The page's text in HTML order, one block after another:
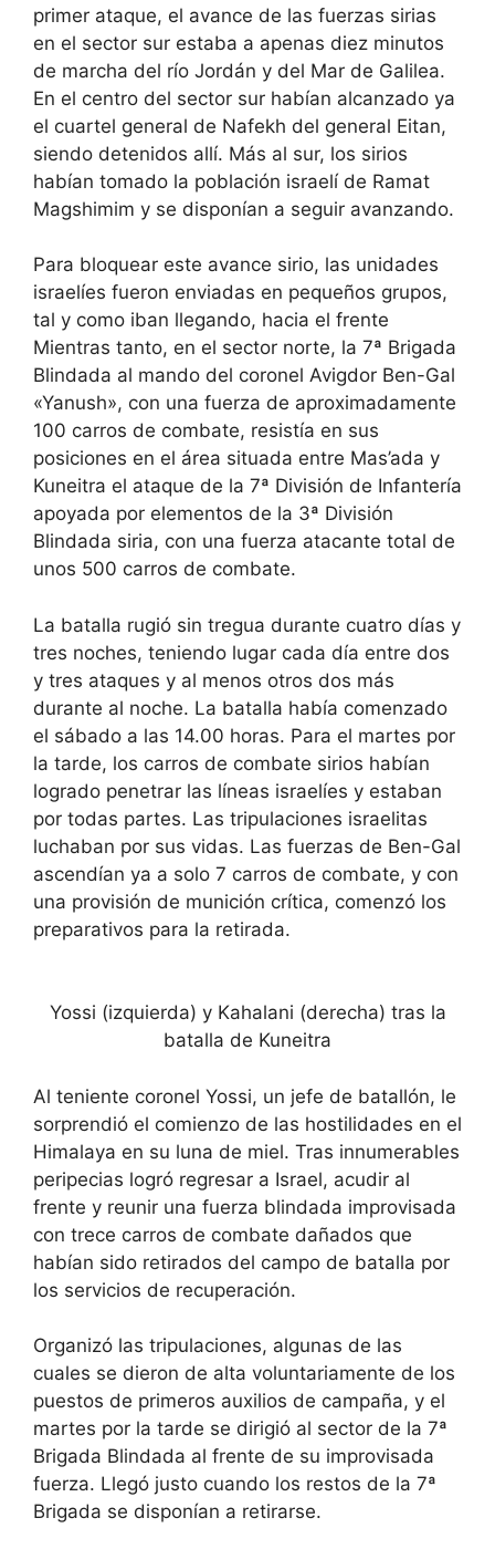
primer ataque, el avance de las fuerzas sirias
en el sector sur estaba a apenas diez minutos
de marcha del río Jordán y del Mar de Galilea.
En el centro del sector sur habían alcanzado ya
el cuartel general de Nafekh del general Eitan,
siendo detenidos allí. Más al sur, los sirios
habían tomado la población israelí de Ramat
Magshimim y se disponían a seguir avanzando.
Para bloquear este avance sirio, las unidades
israelíes fueron enviadas en pequeños grupos,
tal y como iban llegando, hacia el frente
Mientras tanto, en el sector norte, la 7ª Brigada
Blindada al mando del coronel Avigdor Ben-Gal
«Yanush», con una fuerza de aproximadamente
100 carros de combate, resistía en sus
posiciones en el área situada entre Mas’ada y
Kuneitra el ataque de la 7ª División de Infantería
apoyada por elementos de la 3ª División
Blindada siria, con una fuerza atacante total de
unos 500 carros de combate.
La batalla rugió sin tregua durante cuatro días y
tres noches, teniendo lugar cada día entre dos
y tres ataques y al menos otros dos más
durante al noche. La batalla había comenzado
el sábado a las 14.00 horas. Para el martes por
la tarde, los carros de combate sirios habían
logrado penetrar las líneas israelíes y estaban
por todas partes. Las tripulaciones israelitas
luchaban por sus vidas. Las fuerzas de Ben-Gal
ascendían ya a solo 7 carros de combate, y con
una provisión de munición crítica, comenzó los
preparativos para la retirada.
Yossi (izquierda) y Kahalani (derecha) tras la
batalla de Kuneitra
Al teniente coronel Yossi, un jefe de batallón, le
sorprendió el comienzo de las hostilidades en el
Himalaya en su luna de miel. Tras innumerables
peripecias logró regresar a Israel, acudir al
frente y reunir una fuerza blindada improvisada
con trece carros de combate dañados que
habían sido retirados del campo de batalla por
los servicios de recuperación.
Organizó las tripulaciones, algunas de las
cuales se dieron de alta voluntariamente de los
puestos de primeros auxilios de campaña, y el
martes por la tarde se dirigió al sector de la 7ª
Brigada Blindada al frente de su improvisada
fuerza. Llegó justo cuando los restos de la 7ª
Brigada se disponían a retirarse.